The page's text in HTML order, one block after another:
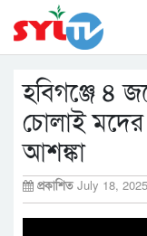
হবিগঞ্জে ৪
চোলাই মদের
আশঙ্কা
প্রকাশিত July 18, 2025